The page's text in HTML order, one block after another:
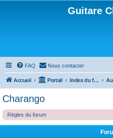
Guitare
FAQ Nous contacter
Accueil Portail Index du forum
Charango
Règles du forum